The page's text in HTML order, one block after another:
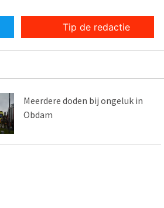
Tip de redactie
Meerdere doden bij ongeluk in
Obdam